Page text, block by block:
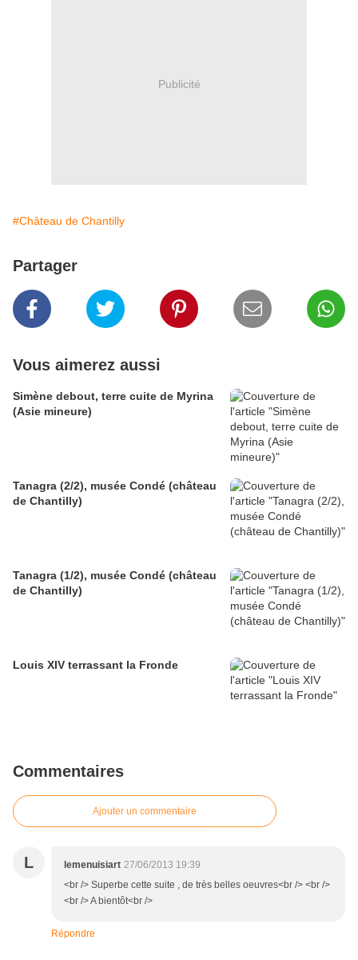
Publicité
#Château de Chantilly
Partager
Vous aimerez aussi
Simène debout, terre cuite de Myrina
(Asie mineure)
Tanagra (2/2), musée Condé (château
de Chantilly)
Tanagra (1/2), musée Condé (château
de Chantilly)
Louis XIV terrassant la Fronde
Commentaires
Ajouter un commentaire
L lemenuisiart 27/06/2013 19:39
<br /> Superbe cette suite , de très belles oeuvres<br /> <br />
<br /> A bientôt<br />
Répondre